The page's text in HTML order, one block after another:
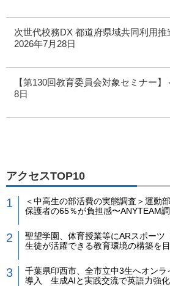
次世代校務DX 都道府県域共同利用推
2026年7月28日
【第130回教育委員会対象セミナー
8日
アクセスTOP10
＜中高生の部活費の実態調査＞運動
保護者の65％が負担感〜ANYTEAM
聖望学園、体育授業等にARスポーツ
生徒が活躍できる教育環境の構築を
千葉県印西市、全市立中3生へオン
導入 生成AIと実践交流で英語力強化